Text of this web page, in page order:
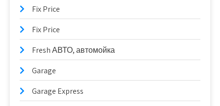
Fix Price
Fix Price
Fresh АВТО, автомойка
Garage
Garage Express